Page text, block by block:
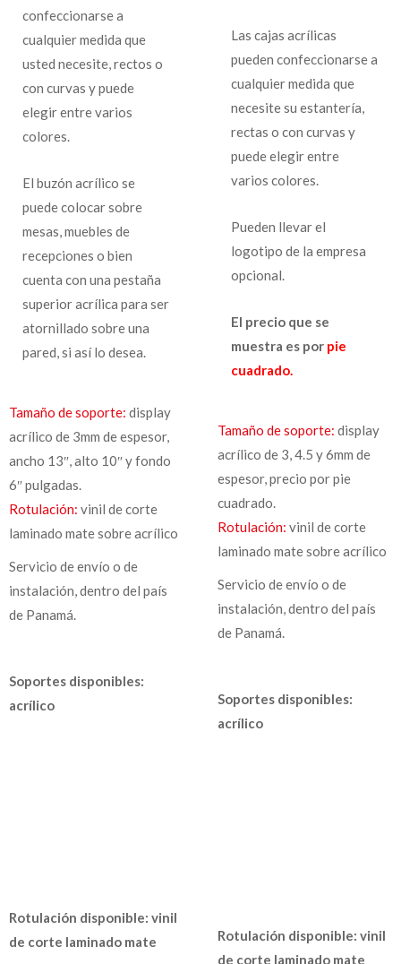
confeccionarse a
cualquier medida que
usted necesite, rectos o
con curvas y puede
elegir entre varios
colores.
El buzón acrílico se
puede colocar sobre
mesas, muebles de
recepciones o bien
cuenta con una pestaña
superior acrílica para ser
atornillado sobre una
pared, si así lo desea.
Tamaño de soporte: display
acrílico de 3mm de espesor,
ancho 13″, alto 10″ y fondo
6″ pulgadas.
Rotulación: vinil de corte
laminado mate sobre acrílico
Servicio de envío o de
instalación, dentro del país
de Panamá.
Soportes disponibles:
acrílico
Rotulación disponible: vinil
de corte laminado mate
Las cajas acrílicas
pueden confeccionarse a
cualquier medida que
necesite su estantería,
rectas o con curvas y
puede elegir entre
varios colores.
Pueden llevar el
logotipo de la empresa
opcional.
El precio que se
muestra es porpie
cuadrado.
Tamaño de soporte: display
acrílico de 3, 4.5 y 6mm de
espesor, precio por pie
cuadrado.
Rotulación: vinil de corte
laminado mate sobre acrílico
Servicio de envío o de
instalación, dentro del país
de Panamá.
Soportes disponibles:
acrílico
Rotulación disponible: vinil
de corte laminado mate